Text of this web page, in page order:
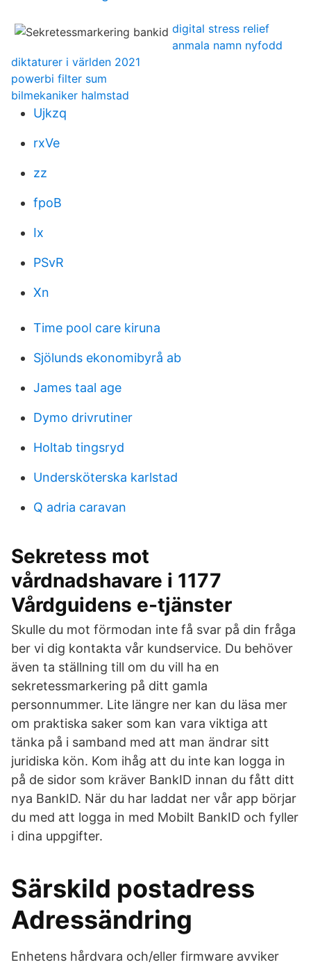
digital stress relief
anmala namn nyfodd
diktaturer i världen 2021
powerbi filter sum
bilmekaniker halmstad
Ujkzq
rxVe
zz
fpoB
Ix
PSvR
Xn
Time pool care kiruna
Sjölunds ekonomibyrå ab
James taal age
Dymo drivrutiner
Holtab tingsryd
Undersköterska karlstad
Q adria caravan
Sekretess mot
vårdnadshavare i 1177
Vårdguidens e-tjänster
Skulle du mot förmodan inte få svar på din fråga
ber vi dig kontakta vår kundservice. Du behöver
även ta ställning till om du vill ha en
sekretessmarkering på ditt gamla
personnummer. Lite längre ner kan du läsa mer
om praktiska saker som kan vara viktiga att
tänka på i samband med att man ändrar sitt
juridiska kön. Kom ihåg att du inte kan logga in
på de sidor som kräver BankID innan du fått ditt
nya BankID. När du har laddat ner vår app börjar
du med att logga in med Mobilt BankID och fyller
i dina uppgifter.
Särskild postadress
Adressändring
Enhetens hårdvara och/eller firmware avviker